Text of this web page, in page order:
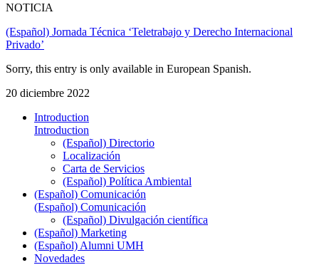
NOTICIA
(Español) Jornada Técnica ‘Teletrabajo y Derecho Internacional
Privado’
Sorry, this entry is only available in European Spanish.
20 diciembre 2022
Introduction
Introduction
(Español) Directorio
Localización
Carta de Servicios
(Español) Política Ambiental
(Español) Comunicación
(Español) Comunicación
(Español) Divulgación científica
(Español) Marketing
(Español) Alumni UMH
Novedades